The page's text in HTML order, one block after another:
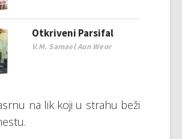
Otkriveni Parsifal
V.M. Samael Aun Weor
na lik koji u strahu beži